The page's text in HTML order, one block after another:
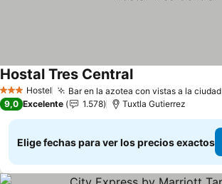
3 EstrellasHostel Bar en la azotea con vistas a la ciudad
Hostal Tres Central
9,0 Excelente 1.578 Tuxtla Gutierrez
Elige fechas para ver los precios exactos